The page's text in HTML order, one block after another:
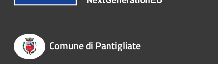
Comune di Pantigliate